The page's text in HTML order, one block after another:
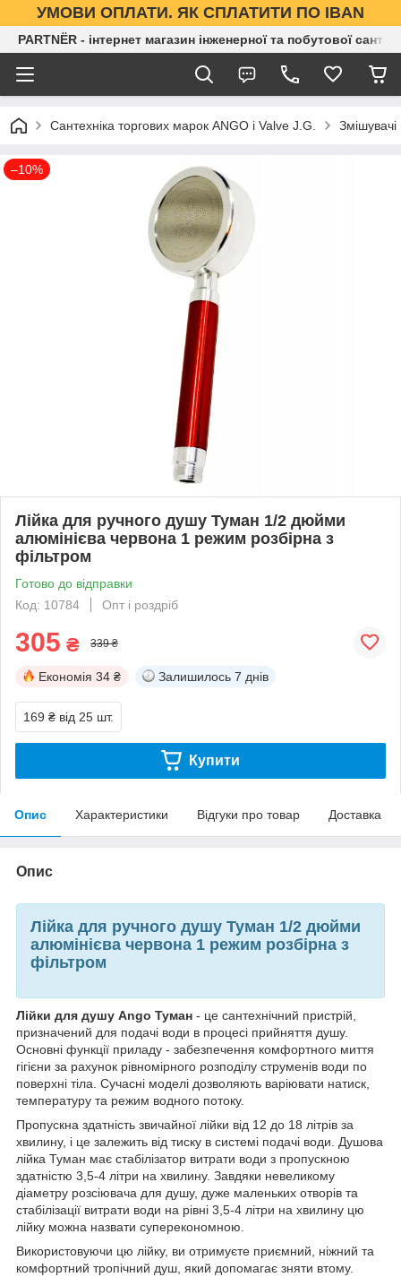
УМОВИ ОПЛАТИ. ЯК СПЛАТИТИ ПО IBAN
PARTNЁR - інтернет магазин інженерної та побутової
Сантехніка торгових марок ANGO і Valve J.G. Змішувачі
–10%
Лійка для ручного душу Туман 1/2 дюйми
алюмінієва червона 1 режим розбірна з
фільтром
Готово до відправки
Код: 10784
Опт і роздріб
305 ₴ 339 ₴
Економія 34 ₴ Залишилось 7 днів
169 ₴ від 25 шт.
Купити
Опис Характеристики Відгуки про товар Доставка
Опис
Лійка для ручного душу Туман 1/2 дюйми
алюмінієва червона 1 режим розбірна з
фільтром
Лійки для душу Ango Туман - це сантехнічний пристрій,
призначений для подачі води в процесі прийняття душу.
Основні функції приладу - забезпечення комфортного миття
гігієни за рахунок рівномірного розподілу струменів води по
поверхні тіла. Сучасні моделі дозволяють варіювати натиск,
температуру та режим водного потоку.
Пропускна здатність звичайної лійки від 12 до 18 літрів за
хвилину, і це залежить від тиску в системі подачі води. Душова
лійка Туман має стабілізатор витрати води з пропускною
здатністю 3,5-4 літри на хвилину. Завдяки невеликому
діаметру розсіювача для душу, дуже маленьких отворів та
стабілізації витрати води на рівні 3,5-4 літри на хвилину цю
лійку можна назвати суперекономною.
Використовуючи цю лійку, ви отримуєте приємний, ніжний та
комфортний тропічний душ, який допомагає зняти втому.